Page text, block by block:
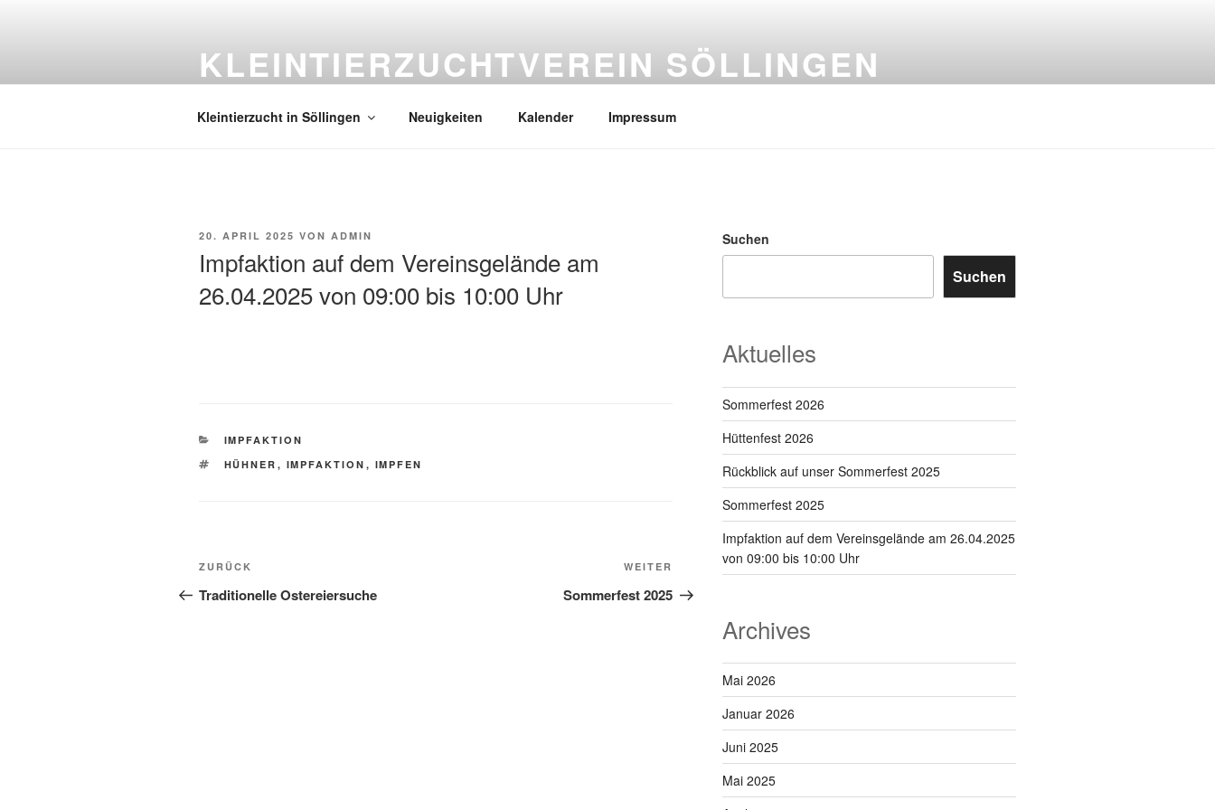
KLEINTIERZUCHTVEREIN SÖLLINGEN
Kleintierzucht in Söllingen Neuigkeiten Kalender Impressum
VERÖFFENTLICHT
20. APRIL 2025 VON ADMIN
Impfaktion auf dem Vereinsgelände am
26.04.2025 von 09:00 bis 10:00 Uhr
KATEGORIEN
IMPFAKTION
SCHLAGWÖRTER
HÜHNER , IMPFAKTION , IMPFEN
Beitragsnavigation
Vorheriger
Beitrag
ZURÜCK
Traditionelle Ostereiersuche
Nächster
Beitrag
WEITER
Sommerfest 2025
Suchen
Suchen
Aktuelles
Sommerfest 2026
Hüttenfest 2026
Rückblick auf unser Sommerfest 2025
Sommerfest 2025
Impfaktion auf dem Vereinsgelände am 26.04.2025
von 09:00 bis 10:00 Uhr
Archives
Mai 2026
Januar 2026
Juni 2025
Mai 2025